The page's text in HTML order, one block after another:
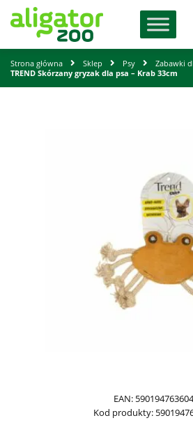
Strona główna Sklep Psy
Zabawki
TREND Skórzany gryzak dla psa – Krab 33cm
EAN:
Kod produkty: